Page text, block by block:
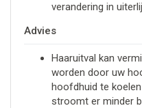
verandering in
Advies
Haaruitval kan
worden door uw
hoofdhuid te
stroomt er minder